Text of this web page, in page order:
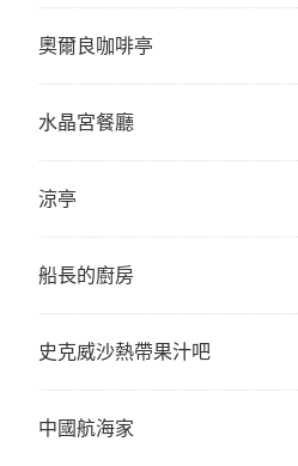
奧爾良咖啡亭
水晶宮餐廳
涼亭
船長的廚房
史克威沙熱帶果汁吧
中國航海家